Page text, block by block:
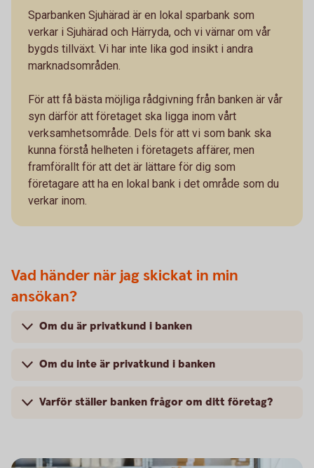
Sparbanken Sjuhärad är en lokal sparbank som
verkar i Sjuhärad och Härryda, och vi värnar om vår
bygds tillväxt. Vi har inte lika god insikt i andra
marknadsområden.
För att få bästa möjliga rådgivning från banken är vår
syn därför att företaget ska ligga inom vårt
verksamhetsområde. Dels för att vi som bank ska
kunna förstå helheten i företagets affärer, men
framförallt för att det är lättare för dig som
företagare att ha en lokal bank i det område som du
verkar inom.
Vad händer när jag skickat in min
ansökan?
Om du är privatkund i banken
Om du inte är privatkund i banken
Varför ställer banken frågor om ditt företag?